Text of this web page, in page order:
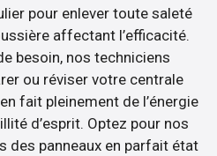
pour enlever toute saleté
affectant l’efficacité.
besoin, nos techniciens
ou réviser votre centrale
fait pleinement de l’énergie
d’esprit. Optez pour nos
des panneaux en parfait état